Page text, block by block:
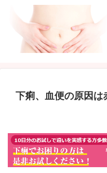
下痢、血便の原因は